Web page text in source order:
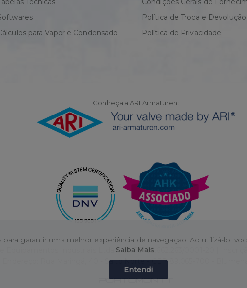
para garantir uma melhor experiência de navegação. Ao utilizá-lo,
Saiba Mais.
Entendi
Técnicas
para Vapor e Condensado
Condições Gerais de
Política de Troca e Devolução
Política de Privacidade
Conheça a ARI Armaturen:
e Equipamentos Industriais Ltda. | CNPJ: 82.662.263/0001-20 |
Endereço: Rua Maringá, 40 - Salto Norte - CEP 89.065-700 -